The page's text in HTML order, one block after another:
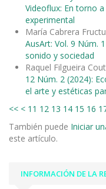
Videoflux: En torno
experimental
María Cabrera
AusArt: Vol. 9 Núm.
sonido y sociedad
Raquel Filgueira
12 Núm. 2 (2024):
el arte y estéticas
<< < 11 12 13 14 15 16
También puede Iniciar
este artículo.
INFORMACIÓN DE LA